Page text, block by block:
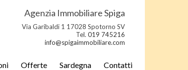
Agenzia Immobiliare Spiga
Via Garibaldi 1 17028 Spotorno SV
Tel. 019 745216
info@spigaimmobiliare.com
Offerte Sardegna Contatti